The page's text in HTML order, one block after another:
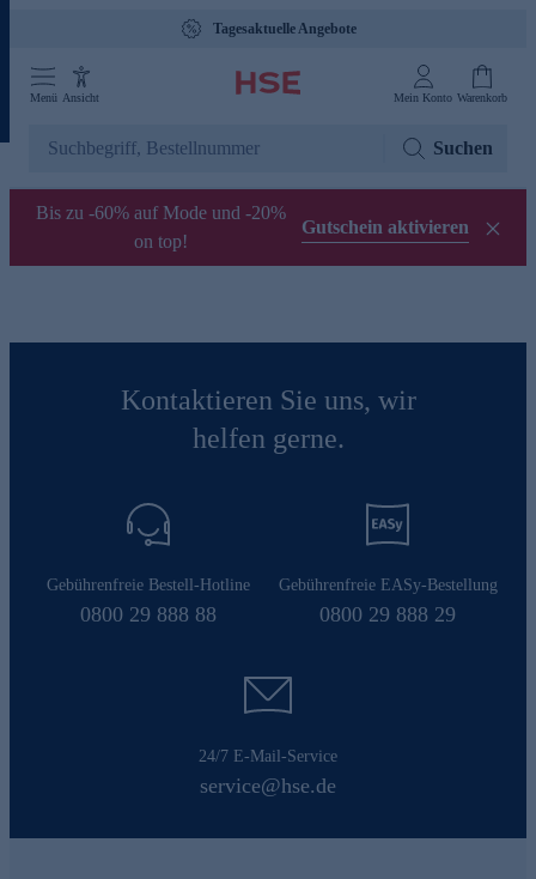
Tagesaktuelle Angebote
Menü Ansicht Mein Konto Warenkorb
Suchen
Bis zu -60% auf Mode und -20%
on top!
Gutschein aktivieren
Kontaktieren Sie uns, wir
helfen gerne.
Gebührenfreie Bestell-Hotline
0800 29 888 88
Gebührenfreie EASy-Bestellung
0800 29 888 29
24/7 E-Mail-Service
service@hse.de